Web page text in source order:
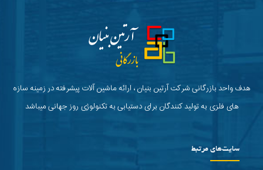
هدف واحد بازرگانی شرکت آرتین بنیان ، ارائه ماشین آلات پیشرفته در زمینه سازه
های فلزی به تولید کنندگان برای دستیابی به تکنولوژی روز جهانی میباشد
سایت‌های مرتبط